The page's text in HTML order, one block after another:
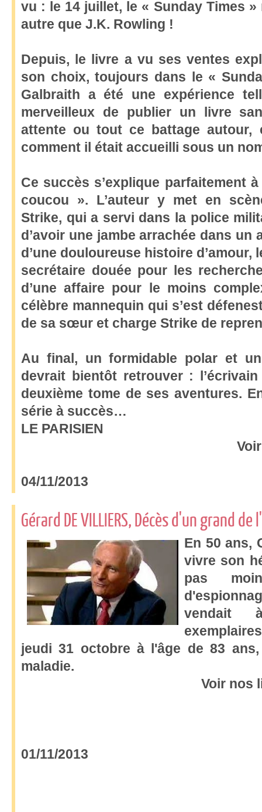
vu : le 14 juillet, le « Sunday Times »
autre que J.K. Rowling !
Depuis, le livre a vu ses ventes
son choix, toujours dans le «
Galbraith a été une expérience
merveilleux de publier un livre
attente ou tout ce battage
comment il était accueilli sous un
Ce succès s’explique parfaitement
coucou ». L’auteur y met en
Strike, qui a servi dans la police
d’avoir une jambe arrachée dans
d’une douloureuse histoire d’amour,
secrétaire douée pour les
d’une affaire pour le moins
célèbre mannequin qui s’est
de sa sœur et charge Strike de
Au final, un formidable polar et
devrait bientôt retrouver :
deuxième tome de ses aventures.
série à succès…
LE PARISIEN
04/11/2013
Gérard DE VILLIERS, Décès d'un grand
En 50 ans,
vivre son
pas
vendait
jeudi 31 octobre à l'âge de 83
maladie.
Voir nos
01/11/2013